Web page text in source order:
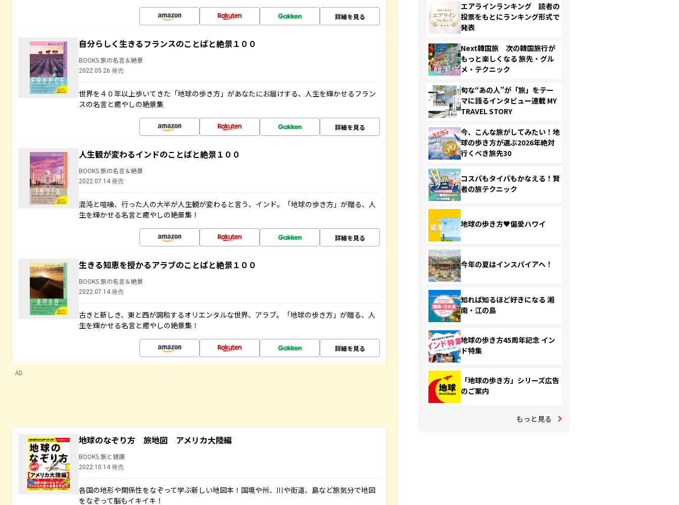
詳細を見る
自分らしく生きるフランスのことばと絶景１００
BOOKS 旅の名言＆絶景
2022.05.26 発売
世界を４０年以上歩いてきた「地球の歩き方」があなたにお届けする、人生を輝かせるフラン
スの名言と癒やしの絶景集
詳細を見る
人生観が変わるインドのことばと絶景１００
BOOKS 旅の名言＆絶景
2022.07.14 発売
混沌と喧噪、行った人の大半が人生観が変わると言う、インド。「地球の歩き方」が贈る、人
生を輝かせる名言と癒やしの絶景集！
詳細を見る
生きる知恵を授かるアラブのことばと絶景１００
BOOKS 旅の名言＆絶景
2022.07.14 発売
古きと新しき、東と西が調和するオリエンタルな世界、アラブ。「地球の歩き方」が贈る、人
生を輝かせる名言と癒やしの絶景集！
詳細を見る
AD
地球のなぞり方 旅地図 アメリカ大陸編
BOOKS 旅と健康
2022.10.14 発売
各国の地形や関係性をなぞって学ぶ新しい地図本！国境や州、川や街道、島など旅気分で地図
をなぞって脳もイキイキ！
エアラインランキング 読者の
投票をもとにランキング形式で
発表
Next韓国旅 次の韓国旅行が
もっと楽しくなる 旅先・グル
メ・テクニック
旬な“あの人”が「旅」をテー
マに語るインタビュー連載 MY
TRAVEL STORY
今、こんな旅がしてみたい！地
球の歩き方が選ぶ2026年絶対
行くべき旅先30
コスパもタイパもかなえる！賢
者の旅テクニック
地球の歩き方♥偏愛ハワイ
今年の夏はインスパイアへ！
知れば知るほど好きになる 湘
南・江の島
地球の歩き方45周年記念 イン
ド特集
「地球の歩き方」シリーズ広告
のご案内
もっと見る